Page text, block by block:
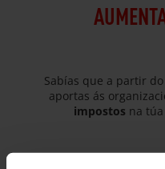
Sabías que a partir
aportas ás
impostos na